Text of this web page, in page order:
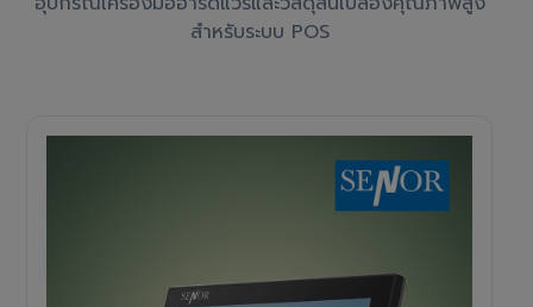
สำหรับระบบ POS